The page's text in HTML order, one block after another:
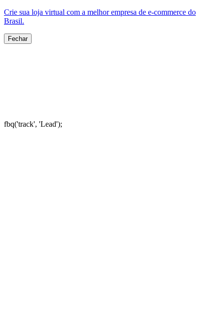
Crie sua loja virtual com a melhor empresa de e-commerce do
Brasil.
Fechar
fbq('track', 'Lead');